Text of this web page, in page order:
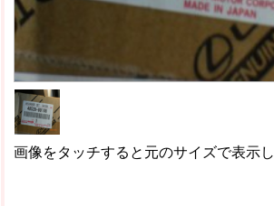
画像をタッチすると元のサイズで表示